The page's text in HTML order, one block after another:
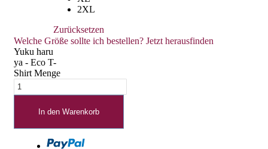
2XL
Zurücksetzen
Welche Größe sollte ich bestellen? Jetzt herausfinden
Yuku haru
ya - Eco T-
Shirt Menge
In den Warenkorb